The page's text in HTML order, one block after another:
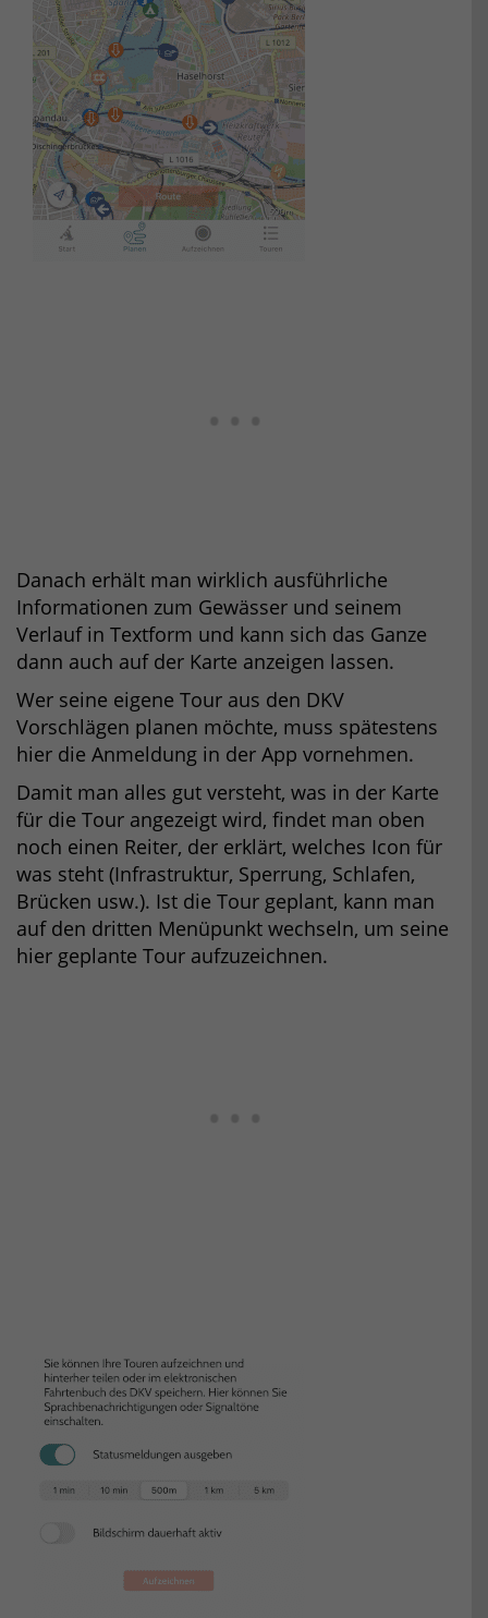
Danach erhält man wirklich ausführliche
Informationen zum Gewässer und seinem
Verlauf in Textform und kann sich das Ganze
dann auch auf der Karte anzeigen lassen.
Wer seine eigene Tour aus den DKV
Vorschlägen planen möchte, muss spätestens
hier die Anmeldung in der App vornehmen.
Damit man alles gut versteht, was in der Karte
für die Tour angezeigt wird, findet man oben
noch einen Reiter, der erklärt, welches Icon für
was steht (Infrastruktur, Sperrung, Schlafen,
Brücken usw.). Ist die Tour geplant, kann man
auf den dritten Menüpunkt wechseln, um seine
hier geplante Tour aufzuzeichnen.